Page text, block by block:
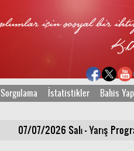
Sorgulama İstatistikler Bahis Yap
07/07/2026 Salı - Yarış